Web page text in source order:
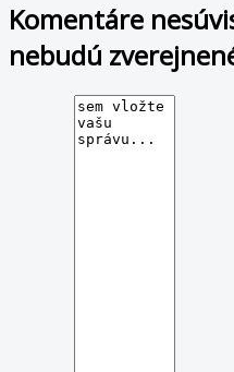
Komentáre
nebudú